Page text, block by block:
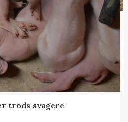
trods svagere